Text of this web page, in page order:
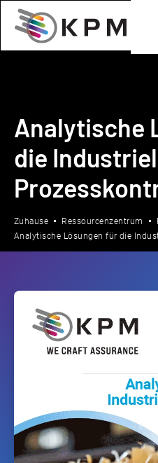
Analytische
die
Zuhause Ressourcenzentrum
Analytische Lösungen für die